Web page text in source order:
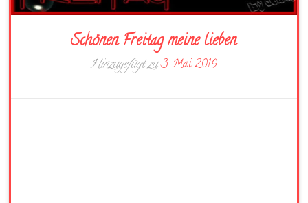
Schönen Freitag meine lieben
Hinzugefügt zu3. Mai 2019